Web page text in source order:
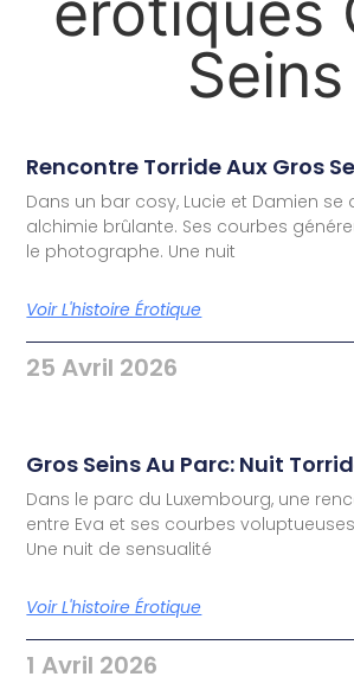
Seins
Rencontre Torride Aux Gros
Dans un bar cosy, Lucie et Damien se
alchimie brûlante. Ses courbes
le photographe. Une nuit
Voir L'histoire Érotique
25 Avril 2026
Gros Seins Au Parc: Nuit
Dans le parc du Luxembourg, une
entre Eva et ses courbes
Une nuit de sensualité
Voir L'histoire Érotique
1 Avril 2026